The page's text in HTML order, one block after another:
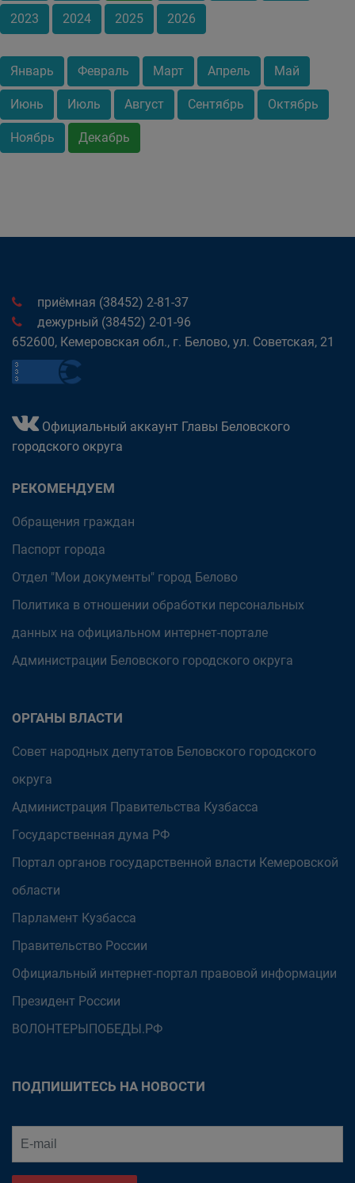
2023 2024 2025 2026
Январь Февраль Март Апрель Май
Июнь Июль Август Сентябрь Октябрь
Ноябрь Декабрь
приёмная (38452) 2-81-37
дежурный (38452) 2-01-96
652600, Кемеровская обл., г. Белово, ул. Советская, 21
Официальный аккаунт Главы Беловского
городского округа
РЕКОМЕНДУЕМ
Обращения граждан
Паспорт города
Отдел "Мои документы" город Белово
Политика в отношении обработки персональных
данных на официальном интернет-портале
Администрации Беловского городского округа
ОРГАНЫ ВЛАСТИ
Совет народных депутатов Беловского городского
округа
Администрация Правительства Кузбасса
Государственная дума РФ
Портал органов государственной власти Кемеровской
области
Парламент Кузбасса
Правительство России
Официальный интернет-портал правовой информации
Президент России
ВОЛОНТЕРЫПОБЕДЫ.РФ
ПОДПИШИТЕСЬ НА НОВОСТИ